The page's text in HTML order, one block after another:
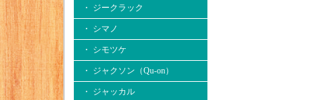
・ ジークラック
・ シマノ
・ シモツケ
・ ジャクソン（Qu-on）
・ ジャッカル